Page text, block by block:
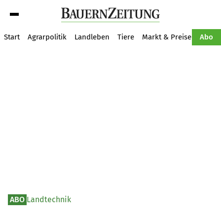
Start Agrarpolitik Landleben Tiere Markt & Preise Abo
ABO Landtechnik